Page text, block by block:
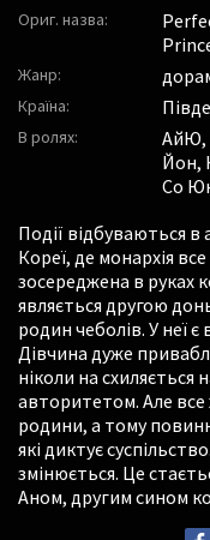
Ориг. назва:
Жанр:
Країна:
В ролях: АйЮ,
Йон,
Со
Події відбуваються в
Кореї, де монархія
зосереджена в руках
являється другою
родин чеболів. У неї
Дівчина дуже
ніколи на схиляється
авторитетом. Але все
родини, а тому
які диктує
змінюється. Це
Аном, другим сином